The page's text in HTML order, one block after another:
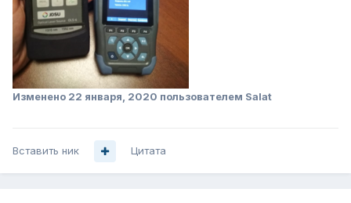
Изменено 22 января, 2020 пользователем Salat
Вставить ник Цитата